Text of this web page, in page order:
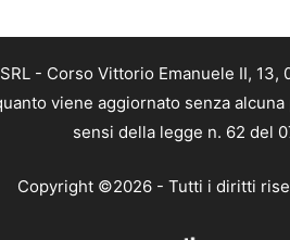
- Corso Vittorio Emanuele II,
viene aggiornato senza
sensi della legge n. 62 del
Copyright ©2026 - Tutti i diritti